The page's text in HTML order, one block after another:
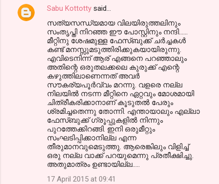
Sabu Kottotty said…
സത്യസന്ധ്യമായ വിലയിരുത്തലിനും
സംതൃപ്തി നിറഞ്ഞ ഈ പോസ്റ്റിനും നന്ദി......
മീറ്റിനു ശേഷമുള്ള ഫേസ്ബുക്ക് ചർച്ചകൾ
കണ്ട് മനസ്സുമടുത്തിരിക്കുകയായിരുന്നു.
എവിടെനിന്ന് ആര് എങ്ങനെ പറഞ്ഞാലും
അതിന്റെ ഒരുതലക്കലെ കുരുക്ക് എന്റെ
കഴുത്തിലാണെന്നത് അവർ
സൗകര്യപൂർവ്വം മറന്നു. വളരെ നല്ല
നിലയിൽ നടന്ന മീറ്റിനെ ഏറ്റവും മോശമായി
ചിത്രീകരിക്കാനാണ് കൂടുതൽ പേരും
ശ്രമിച്ചതെന്നു തോന്നി. എന്തായാലും എല്ലാ
ഫേസ്ബുക്ക് ഗ്രൂപ്പുകളിൽ നിന്നും
പുറത്തേക്കിറങ്ങി. ഇനി ഒരുമീറ്റും
സംഘടിപ്പിക്കാനില്ല എന്ന
തീരുമാനവുമെടുത്തു. ആരെങ്കിലും വിളിച്ച്
ഒരു നല്ല വാക്ക് പറയുമെന്നു പ്രതീക്ഷിച്ചു.
അതുമാത്രം ഉണ്ടായില്ല.....
17 April 2015 at 09:41